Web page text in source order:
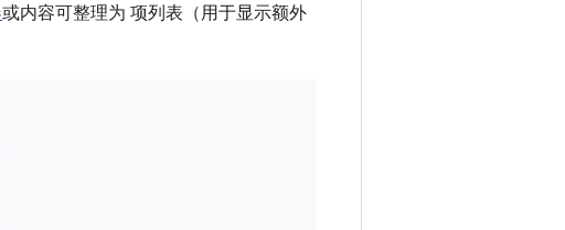
或内容可整理为 项列表（用于显示额外